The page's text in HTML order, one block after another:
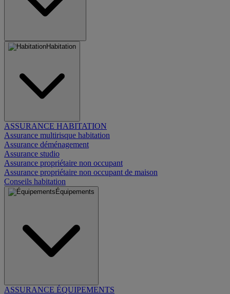
Habitation
ASSURANCE HABITATION
Assurance multirisque habitation
Assurance déménagement
Assurance studio
Assurance propriétaire non occupant
Assurance propriétaire non occupant de maison
Conseils habitation
Équipements
ASSURANCE ÉQUIPEMENTS